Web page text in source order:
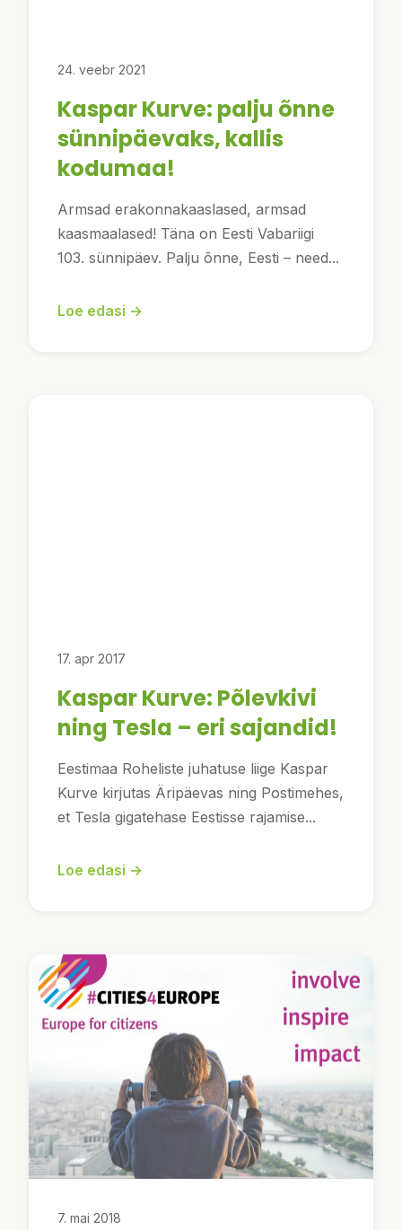
24. veebr 2021
Kaspar Kurve: palju õnne
sünnipäevaks, kallis
kodumaa!
Armsad erakonnakaaslased, armsad
kaasmaalased! Täna on Eesti Vabariigi
103. sünnipäev. Palju õnne, Eesti – need...
Loe edasi →
17. apr 2017
Kaspar Kurve: Põlevkivi
ning Tesla – eri sajandid!
Eestimaa Roheliste juhatuse liige Kaspar
Kurve kirjutas Äripäevas ning Postimehes,
et Tesla gigatehase Eestisse rajamise...
Loe edasi →
7. mai 2018